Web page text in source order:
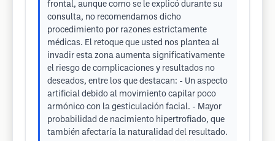
frontal, aunque como se le explicó durante su
consulta, no recomendamos dicho
procedimiento por razones estrictamente
médicas. El retoque que usted nos plantea al
invadir esta zona aumenta significativamente
el riesgo de complicaciones y resultados no
deseados, entre los que destacan: - Un aspecto
artificial debido al movimiento capilar poco
armónico con la gesticulación facial. - Mayor
probabilidad de nacimiento hipertrofiado, que
también afectaría la naturalidad del resultado.